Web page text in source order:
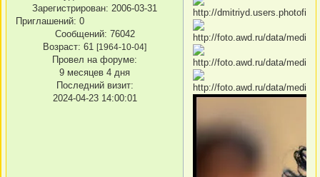
Зарегистрирован: 2006-03-31
Приглашений: 0
Сообщений: 76042
Возраст: 61 [1964-10-04]
Провел на форуме:
9 месяцев 4 дня
Последний визит:
2024-04-23 14:00:01